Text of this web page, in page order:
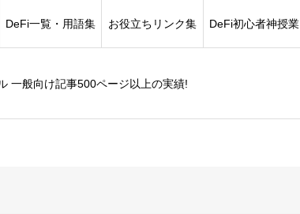
一般向け記事500ページ以上の実績!
DeFi一覧・用語集 お役立ちリンク集 DeFi初心者神授業